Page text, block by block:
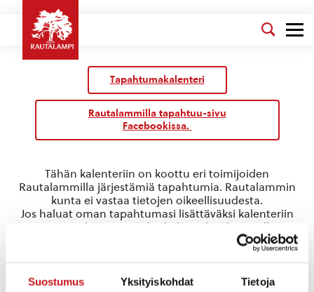
Suostumus Yksityiskohdat Tietoja
Tapahtumakalenteri
Rautalammilla tapahtuu-sivu
Facebookissa.
Matkailu
Tähän kalenteriin on koottu eri toimijoiden
Rautalammilla järjestämiä tapahtumia. Rautalammin
kunta ei vastaa tietojen oikeellisuudesta.
Jos haluat oman tapahtumasi lisättäväksi kalenteriin
jätä tapahtuman tiedot linkin takaa löytyvällä